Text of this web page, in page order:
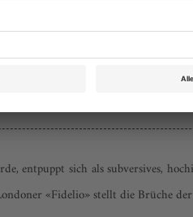
entpuppt sich als subversives,
«Fidelio» stellt die Brüche